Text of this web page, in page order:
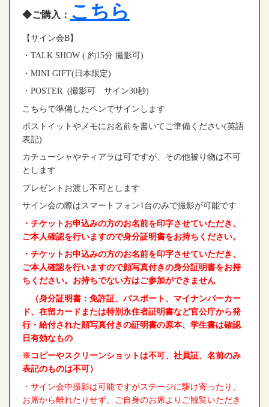
◆ご購入： こちら
【サイン会B】
・TALK SHOW ( 約15分 撮影可)
・MINI GIFT(日本限定)
・POSTER (撮影可 サイン30秒)
こちらで準備したペンでサインします
ポストイットやメモにお名前を書いてご準備ください(英語
表記)
カチューシャやティアラは可ですが、その他被り物は不可
とします
プレゼントお渡し不可とします
サイン会の際はスマートフォン1台のみで撮影が可能です
・チケットお申込みの方のお名前を印字させていただき、
ご本人確認を行いますので身分証明書をお持ちください。
・チケットお申込みの方のお名前を印字させていただき、
ご本人確認を行いますので顔写真付きの身分証明書をお持
ちください。お持ちでない方はご参加ができません
（身分証明書：免許証、パスポート、マイナンバーカー
ド、在留カードまたは特別永住者証明書など官公庁から発
行・給付された顔写真付きの証明書の原本、学生書は確認
日有効なもの
※コピーやスクリーンショットは不可、社員証、名前のみ
表記のものは不可）
・サイン会中撮影は可能ですがステージに駆け寄ったり、
お席から離れたりせず、ご自身のお席よりご観覧いただき